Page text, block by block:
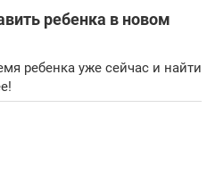
ребенка в новом
ребенка уже сейчас и найти